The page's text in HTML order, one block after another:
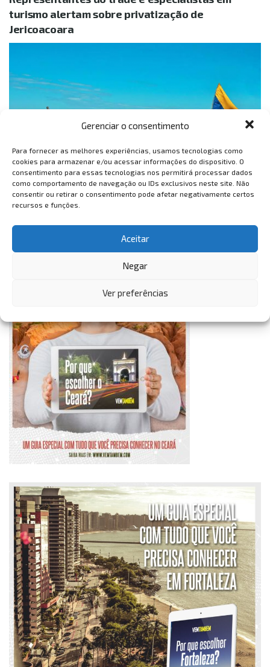
Gerenciar o consentimento
Para fornecer as melhores experiências, usamos tecnologias como
cookies para armazenar e/ou acessar informações do dispositivo. O
consentimento para essas tecnologias nos permitirá processar dados
como comportamento de navegação ou IDs exclusivos neste site. Não
consentir ou retirar o consentimento pode afetar negativamente certos
recursos e funções.
Aceitar
Negar
Ver preferências
turismo alertam sobre privatização de
Jericoacoara
O alerta é para que modelo de concessão empregado pelo
Governo Federal seja adequado para que a área não sofra
degradação e tenha prejuízos nem econômicos nem ambientais
…